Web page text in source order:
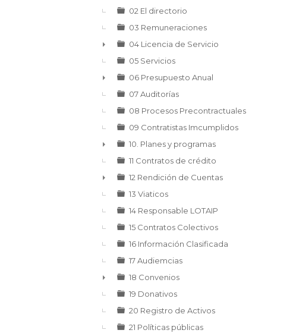
►
02 El directorio
03 Remuneraciones
►
04 Licencia de Servicio
05 Servicios
►
06 Presupuesto Anual
07 Auditorías
08 Procesos Precontractuales
09 Contratistas Imcumplidos
►
10. Planes y programas
11 Contratos de crédito
►
12 Rendición de Cuentas
13 Viaticos
14 Responsable LOTAIP
15 Contratos Colectivos
16 Información Clasificada
17 Audiemcias
►
18 Convenios
19 Donativos
20 Registro de Activos
21 Políticas públicas